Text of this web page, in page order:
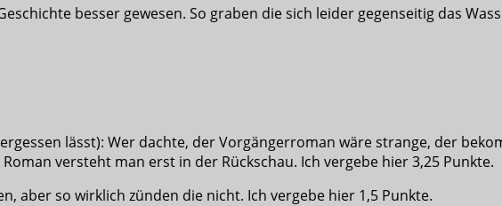
besser gewesen. So graben die sich leider gegenseitig das
lässt): Wer dachte, der Vorgängerroman wäre strange, der
versteht man erst in der Rückschau. Ich vergebe hier 3,25 Punkte.
aber so wirklich zünden die nicht. Ich vergebe hier 1,5 Punkte.